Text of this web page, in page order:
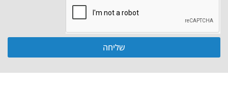
שליחה